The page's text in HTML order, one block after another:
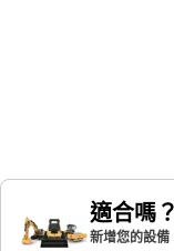
適合嗎？
新增您的設備